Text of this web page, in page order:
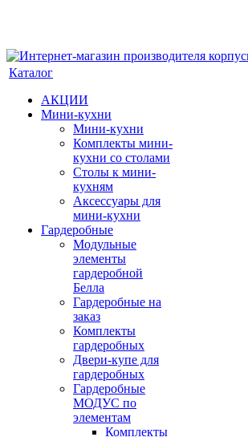
Каталог
АКЦИИ
Мини-кухни
Мини-кухни
Комплекты мини-
кухни со столами
Столы к мини-
кухням
Аксессуары для
мини-кухни
Гардеробные
Модульные
элементы
гардеробной
Белла
Гардеробные на
заказ
Комплекты
гардеробных
Двери-купе для
гардеробных
Гардеробные
МОДУС по
элементам
Комплекты